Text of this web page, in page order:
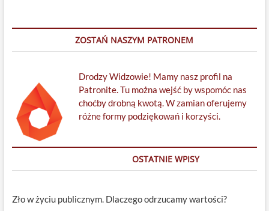
ZOSTAŃ NASZYM PATRONEM
Drodzy Widzowie! Mamy nasz profil na
Patronite. Tu można wejść by wspomóc nas
choćby drobną kwotą. W zamian oferujemy
różne formy podziękowań i korzyści.
OSTATNIE WPISY
Zło w życiu publicznym. Dlaczego odrzucamy wartości?